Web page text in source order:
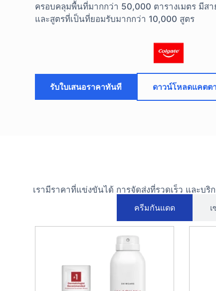
ครอบคลุมพื้นที่มากกว่า 50,000 ตารางเมตร มีส
และสูตรที่เป็นที่ยอมรับมากกว่า 10,000 สูตร
รับใบเสนอราคาทันที ดาวน์โหลดแคตต
เรามีราคาที่แข่งขันได้ การจัดส่งที่รวดเร็ว และ
ครีมกันแดด